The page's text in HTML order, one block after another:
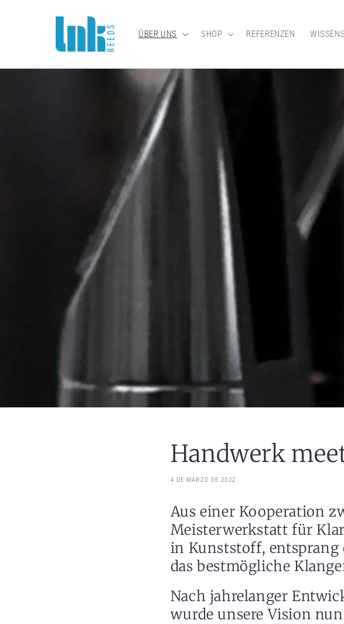
al contenido
ÜBER UNS SHOP REFERENZEN
Handwerk
4 DE MARZO DE 2022
Aus einer Kooperation
Meisterwerkstatt für
in Kunststoff,
das bestmögliche
Nach jahrelanger
wurde unsere Vision